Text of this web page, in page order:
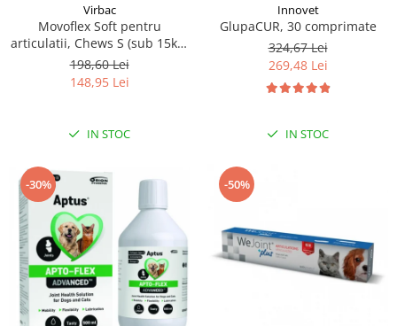
Virbac
Movoflex Soft pentru
articulatii, Chews S (sub 15kg)
30 cpr
198,60 Lei
148,95 Lei
IN STOC
Innovet
GlupaCUR, 30 comprimate
324,67 Lei
269,48 Lei
IN STOC
-30% -50%